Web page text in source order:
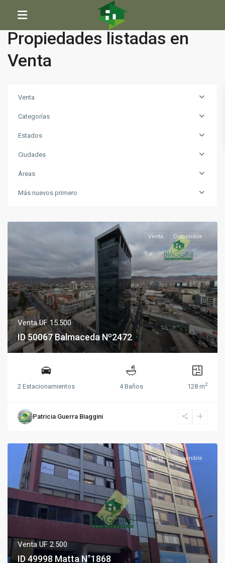
Inicio
Propiedades listadas en
Venta
Venta
Categorías
Estados
Ciudades
Áreas
Más nuevos primero
Venta Disponible
VentaUF 15.500
ID 50067 Balmaceda Nº2472
2 Estacionamientos 4 Baños 128 m2
Patricia Guerra Biaggini
Venta Disponible
Venta UF 2.500
ID 49998 Matta N°1868